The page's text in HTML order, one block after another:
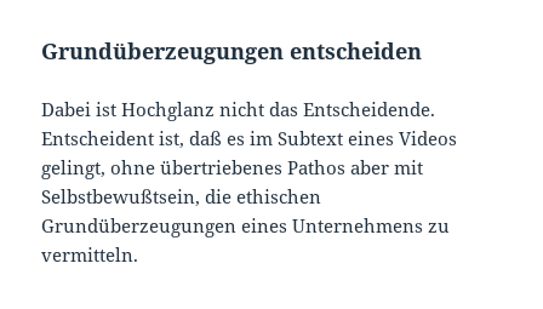
Grundüberzeugungen entscheiden
Dabei ist Hochglanz nicht das Entscheidende.
Entscheident ist, daß es im Subtext eines Videos
gelingt, ohne übertriebenes Pathos aber mit
Selbstbewußtsein, die ethischen
Grundüberzeugungen eines Unternehmens zu
vermitteln.